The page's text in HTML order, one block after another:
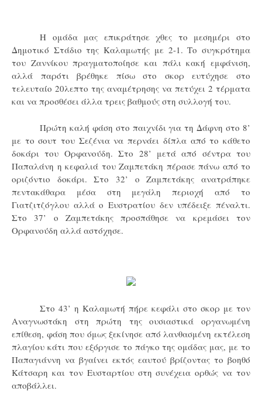
Η ομάδα μας επικράτησε χθες το μεσημέρι στο
Δημοτικό Στάδιο της Καλαμωτής με 2-1. Το συγκρότημα
του Ζαννίκου πραγματοποίησε και πάλι κακή εμφάνιση,
αλλά παρότι βρέθηκε πίσω στο σκορ ευτύχησε στο
τελευταίο 20λεπτο της αναμέτρησης να πετύχει 2 τέρματα
και να προσθέσει άλλα τρεις βαθμούς στη συλλογή του.
Πρώτη καλή φάση στο παιχνίδι για τη Δάφνη στο 8’
με το σουτ του Σεζένια να περνάει δίπλα από το κάθετο
δοκάρι του Ορφανούδη. Στο 28’ μετά από σέντρα του
Παπαλάνη η κεφαλιά του Ζαμπετάκη πέρασε πάνω από το
οριζόντιο δοκάρι. Στο 32’ ο Ζαμπετάκης ανατράπηκε
πεντακάθαρα μέσα στη μεγάλη περιοχή από το
Γιατζιτζόγλου αλλά ο Ευστρατίου δεν υπέδειξε πέναλτι.
Στο 37’ ο Ζαμπετάκης προσπάθησε να κρεμάσει τον
Ορφανούδη αλλά αστόχησε.
Στο 43’ η Καλαμωτή πήρε κεφάλι στο σκορ με τον
Αναγνωστάκη στη πρώτη της ουσιαστικά οργανωμένη
επίθεση, φάση που όμως ξεκίνησε από λανθασμένη εκτέλεση
πλαγίου κάτι που εξόργισε το πάγκο της ομάδας μας, με το
Παπαγιάννη να βγαίνει εκτός εαυτού βρίζοντας το βοηθό
Κάτσαρη και τον Ευσταρτίου στη συνέχεια ορθώς να τον
αποβάλλει.